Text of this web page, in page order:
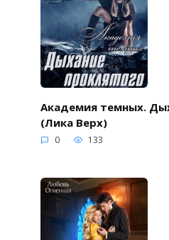
Академия темных.
(Лика Верх)
0 133